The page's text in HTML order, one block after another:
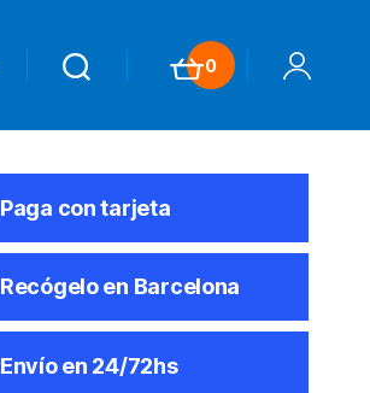
Search
0
Paga con tarjeta
Recógelo en Barcelona
Envío en 24/72hs